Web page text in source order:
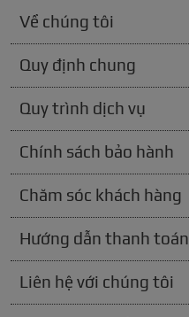
Về chúng tôi
Quy định chung
Quy trình dịch vụ
Chính sách bảo hành
Chăm sóc khách hàng
Hướng dẫn thanh toán
Liên hệ với chúng tôi